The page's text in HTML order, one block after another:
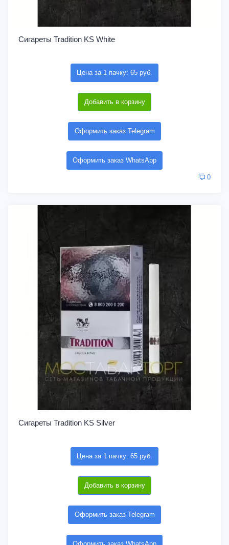
Сигареты Tradition KS White
Цена за 1 пачку: 65 руб.
Добавить в корзину
Оформить заказ Telegram
Оформить заказ WhatsApp
0
Сигареты Tradition KS Silver
Цена за 1 пачку: 65 руб.
Добавить в корзину
Оформить заказ Telegram